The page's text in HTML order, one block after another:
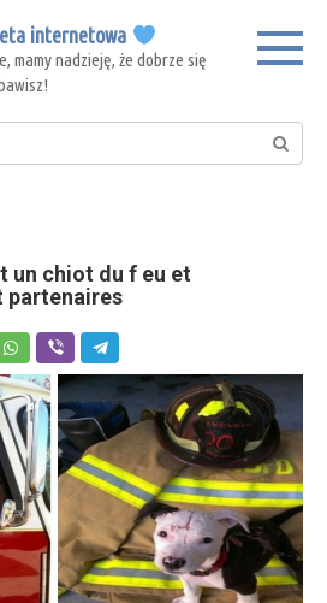
internetowa
mamy nadzieję, że dobrze się
un chiot du f eu et
partenaires